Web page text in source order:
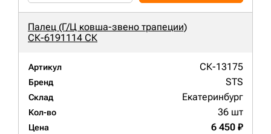
Палец (Г/Ц ковша-звено трапеции)
СК-6191114 СК
Артикул СК-13175
Бренд STS
Склад Екатеринбург
Кол-во 36 шт
Цена 6 450 ₽